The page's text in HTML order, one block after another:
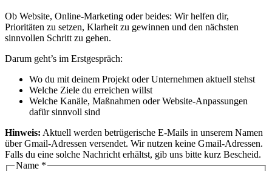
Ob Website, Online-Marketing oder beides: Wir helfen dir,
Prioritäten zu setzen, Klarheit zu gewinnen und den nächsten
sinnvollen Schritt zu gehen.
Darum geht’s im Erstgespräch:
Wo du mit deinem Projekt oder Unternehmen aktuell stehst
Welche Ziele du erreichen willst
Welche Kanäle, Maßnahmen oder Website-Anpassungen
dafür sinnvoll sind
Hinweis: Aktuell werden betrügerische E-Mails in unserem Namen
über Gmail-Adressen versendet. Wir nutzen keine Gmail-Adressen.
Falls du eine solche Nachricht erhältst, gib uns bitte kurz Bescheid.
Name *